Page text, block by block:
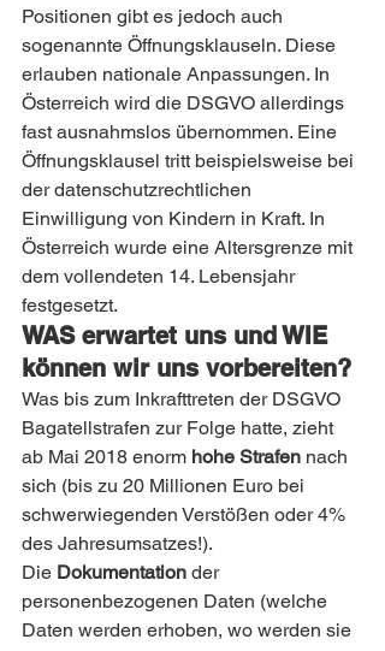
Positionen gibt es jedoch auch
sogenannte Öffnungsklauseln. Diese
erlauben nationale Anpassungen. In
Österreich wird die DSGVO allerdings
fast ausnahmslos übernommen. Eine
Öffnungsklausel tritt beispielsweise bei
der datenschutzrechtlichen
Einwilligung von Kindern in Kraft. In
Österreich wurde eine Altersgrenze mit
dem vollendeten 14. Lebensjahr
festgesetzt.
WAS erwartet uns und WIE
können wir uns vorbereiten?
Was bis zum Inkrafttreten der DSGVO
Bagatellstrafen zur Folge hatte, zieht
ab Mai 2018 enorm hohe Strafen nach
sich (bis zu 20 Millionen Euro bei
schwerwiegenden Verstößen oder 4%
des Jahresumsatzes!).
Die Dokumentation der
personenbezogenen Daten (welche
Daten werden erhoben, wo werden sie